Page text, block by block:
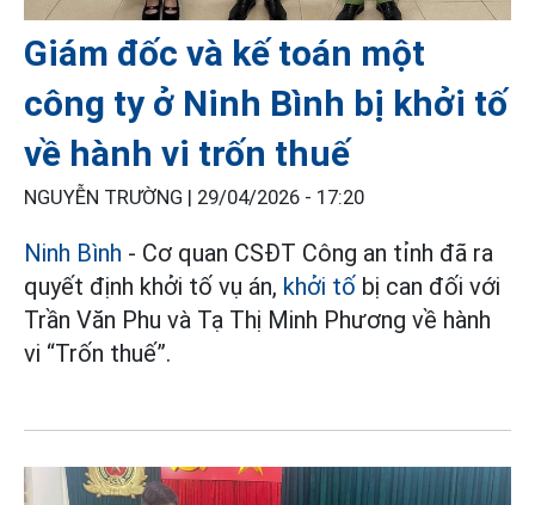
Giám đốc và kế toán một
công ty ở Ninh Bình bị khởi tố
về hành vi trốn thuế
NGUYỄN TRƯỜNG | 29/04/2026 - 17:20
Ninh Bình - Cơ quan CSĐT Công an tỉnh đã ra
quyết định khởi tố vụ án, khởi tố bị can đối với
Trần Văn Phu và Tạ Thị Minh Phương về hành
vi “Trốn thuế”.